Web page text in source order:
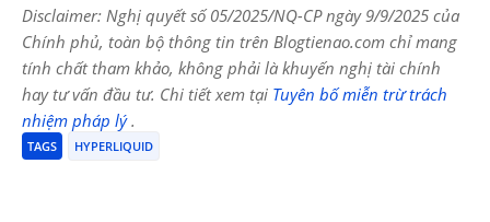
Disclaimer: Nghị quyết số 05/2025/NQ-CP ngày 9/9/2025 của
Chính phủ, toàn bộ thông tin trên Blogtienao.com chỉ mang
tính chất tham khảo, không phải là khuyến nghị tài chính
hay tư vấn đầu tư. Chi tiết xem tại Tuyên bố miễn trừ trách
nhiệm pháp lý.
TAGS HYPERLIQUID